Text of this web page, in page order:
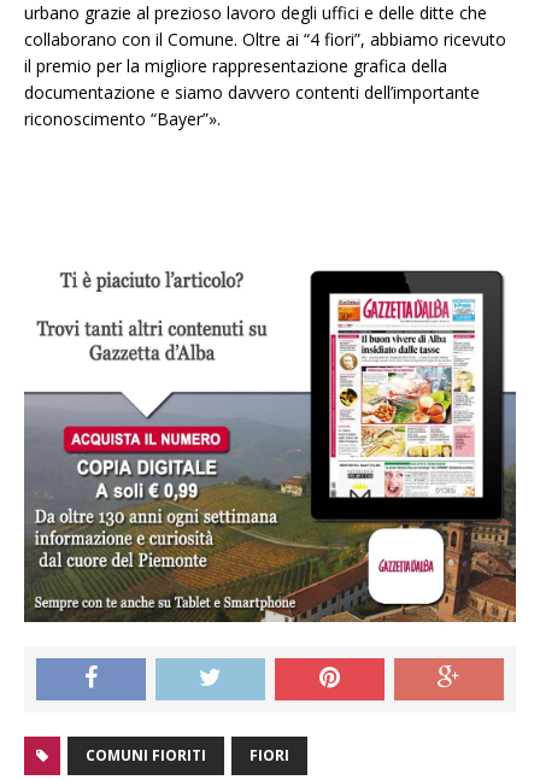
urbano grazie al prezioso lavoro degli uffici e delle ditte che
collaborano con il Comune. Oltre ai “4 fiori”, abbiamo ricevuto
il premio per la migliore rappresentazione grafica della
documentazione e siamo davvero contenti dell’importante
riconoscimento “Bayer”».
COMUNI FIORITI FIORI